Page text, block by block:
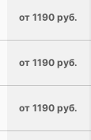
от 1190 руб.
от 1190 руб.
от 1190 руб.